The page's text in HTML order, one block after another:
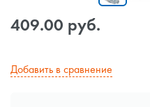
409.00 руб.
Добавить в сравнение